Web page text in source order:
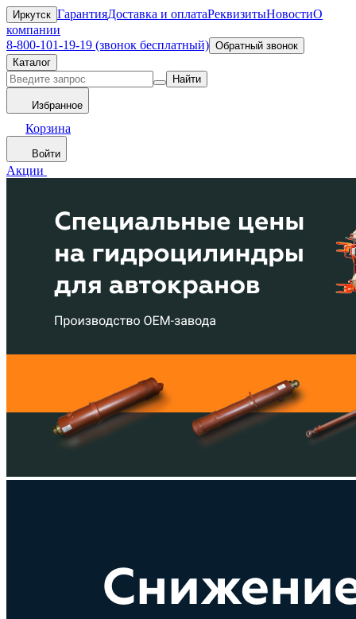
Иркутск ГарантияДоставка и оплатаРеквизитыНовостиО
компании
8-800-101-19-19 (звонок бесплатный) Обратный звонок
Каталог
Найти
Избранное
Корзина
Войти
Акции